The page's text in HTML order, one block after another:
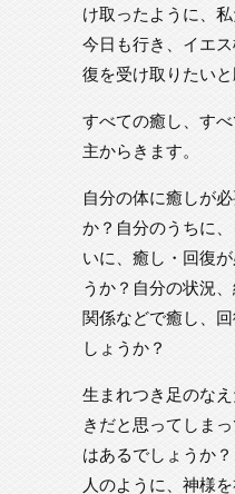
け取ったように、
今日も行き、イエ
復を受け取りたいと
すべての癒し、す
主からきます。
自分の体に癒しが
か？自分のうちに
いに、癒し・回復
うか？自分の状況
関係などで癒し、
しょうか？
生まれつき足のな
きだと思ってしま
はあるでしょうか
人のように、神様